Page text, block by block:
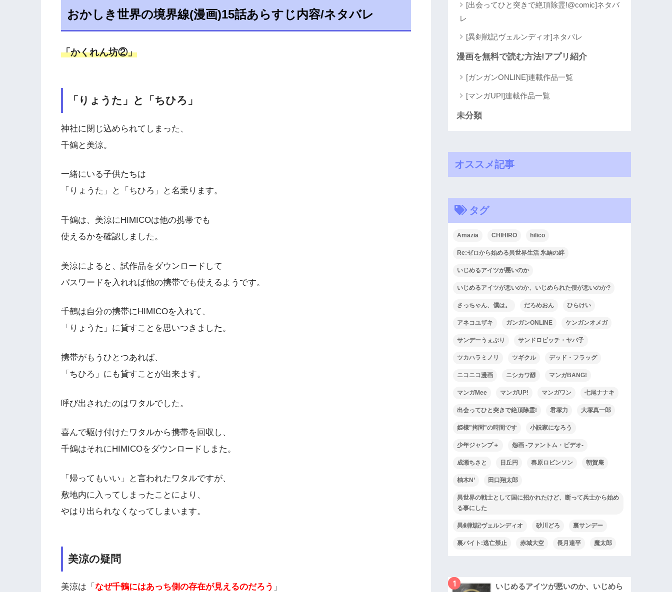
おかしき世界の境界線(漫画)15話あらすじ内容/ネタバレ
「かくれん坊②」
「りょうた」と「ちひろ」
神社に閉じ込められてしまった、
千鶴と美涼。
一緒にいる子供たちは
「りょうた」と「ちひろ」と名乗ります。
千鶴は、美涼にHIMICOは他の携帯でも
使えるかを確認しました。
美涼によると、試作品をダウンロードして
パスワードを入れれば他の携帯でも使えるようです。
千鶴は自分の携帯にHIMICOを入れて、
「りょうた」に貸すことを思いつきました。
携帯がもうひとつあれば、
「ちひろ」にも貸すことが出来ます。
呼び出されたのはワタルでした。
喜んで駆け付けたワタルから携帯を回収し、
千鶴はそれにHIMICOをダウンロードしまた。
「帰ってもいい」と言われたワタルですが、
敷地内に入ってしまったことにより、
やはり出られなくなってしまいます。
美涼の疑問
美涼は「 なぜ千鶴にはあっち側の存在が見えるのだろう 」
[出会ってひと突きで絶頂除霊!@comic]ネタバ
レ
[異剣戦記ヴェルンディオ]ネタバレ
漫画を無料で読む方法!アプリ紹介
[ガンガンONLINE]連載作品一覧
[マンガUP!]連載作品一覧
未分類
オススメ記事
タグ
Amazia CHIHIRO hilico
Re:ゼロから始める異世界生活 氷結の絆
いじめるアイツが悪いのか
いじめるアイツが悪いのか、いじめられた僕が悪いのか?
さっちゃん、僕は。 だろめおん ひらけい
アネコユザキ ガンガンONLINE ケンガンオメガ
サンデーうぇぶり サンドロビッチ・ヤバ子
ツカハラミノリ ツギクル デッド・フラッグ
ニコニコ漫画 ニシカワ醇 マンガBANG!
マンガMee マンガUP! マンガワン 七尾ナナキ
出会ってひと突きで絶頂除霊! 君塚力 大塚真一郎
姫様"拷問"の時間です 小説家になろう
少年ジャンプ＋ 怨画 -ファントム・ビデオ-
成瀬ちさと 日丘円 春原ロビンソン 朝賀庵
柚木N’ 田口翔太郎
異世界の戦士として国に招かれたけど、断って兵士から始め
る事にした
異剣戦記ヴェルンディオ 砂川どろ 裏サンデー
裏バイト:逃亡禁止 赤城大空 長月達平 魔太郎
1
いじめるアイツが悪いのか、いじめら